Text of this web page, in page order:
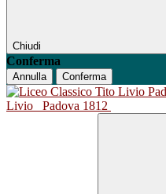
Chiudi
Conferma
Annulla Conferma
Livio
Padova 1812